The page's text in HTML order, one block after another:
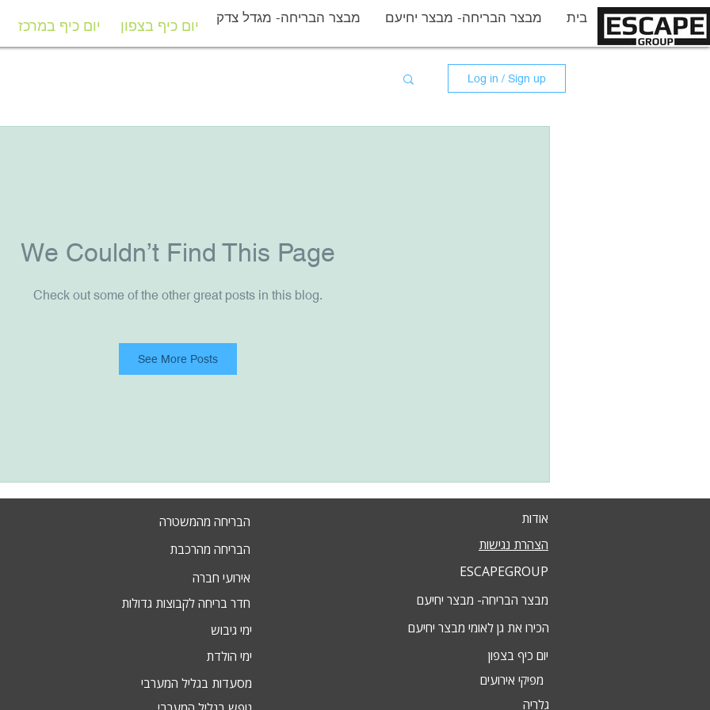
מבצר הבריחה- מגדל צדק מבצר הבריחה- מבצר יחיעם בית More
יום כיף בצפון יום כיף במרכז
Log in / Sign up
We Couldn’t Find This Page
Check out some of the other great posts in this blog.
See More Posts
הבריחה מהמשטרה
הבריחה מהרכבת
אירועי חברה
חדר בריחה לקבוצות גדולות
ימי גיבוש
ימי הולדת
מסעדות בגליל המערבי
אודות
הצהרת נגישות
ESCAPEGROUP
מבצר הבריחה- מבצר יחיעם
הכירו את גן לאומי מבצר יחיעם
יום כיף בצפון
מפיקי אירועים
גלריה